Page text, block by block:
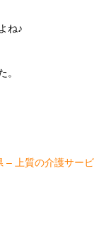
ね♪
。
– 上質の介護サー